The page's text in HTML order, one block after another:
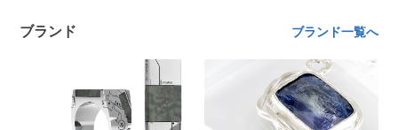
ブランド ブランド一覧へ